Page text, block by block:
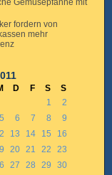
Gemüsepfanne mit
fordern von
mehr
D F S
S
1
2
5 6 7 8
9
13 14 15
16
20 21 22
23
27 28 29
30